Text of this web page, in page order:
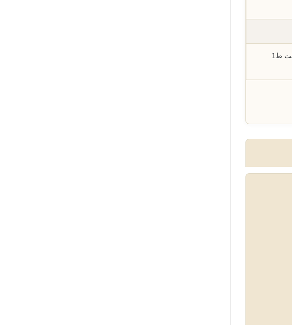
استان مازندران-نوشهر-نوشهر خ عدالت بالاتر از دادگستری ساختمان عدالت ط1